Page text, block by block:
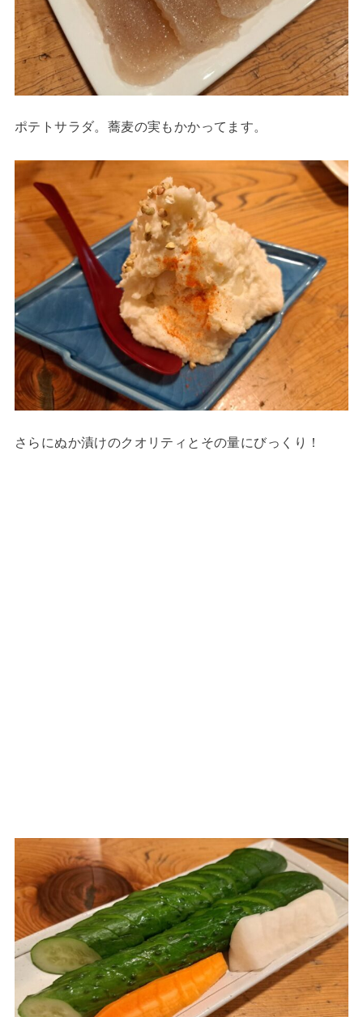
ポテトサラダ。蕎麦の実もかかってます。
さらにぬか漬けのクオリティとその量にびっくり！